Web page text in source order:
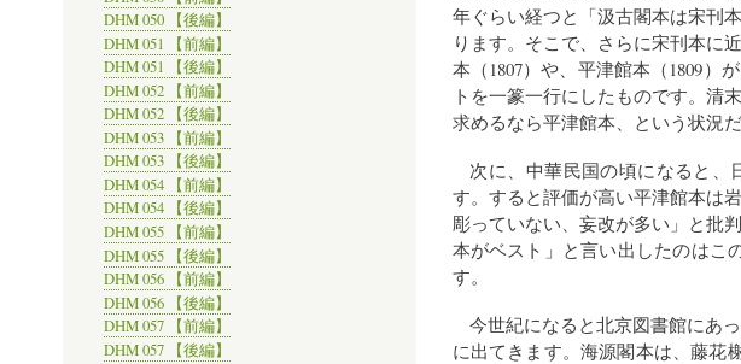
年ぐらい経つと「汲古閣本は宋刊
ります。そこで、さらに宋刊本に
本（1807）や、平津館本（1809）
トを一篆一行にしたものです。清
求めるなら平津館本、という状況だ
次に、中華民国の頃になると、
す。すると評価が高い平津館本は
彫っていない、妄改が多い」と批
本がベスト」と言い出したのはこ
す。
今世紀になると北京図書館にあ
に出てきます。海源閣本は、藤花
DHM 050 【後編】
DHM 051 【前編】
DHM 051 【後編】
DHM 052 【前編】
DHM 052 【後編】
DHM 053 【前編】
DHM 053 【後編】
DHM 054 【前編】
DHM 054 【後編】
DHM 055 【前編】
DHM 055 【後編】
DHM 056 【前編】
DHM 056 【後編】
DHM 057 【前編】
DHM 057 【後編】